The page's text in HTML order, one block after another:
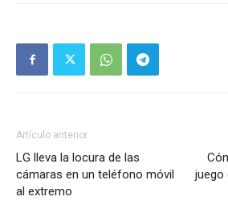
Artículo anterior
LG lleva la locura de las
cámaras en un teléfono móvil
al extremo
juego